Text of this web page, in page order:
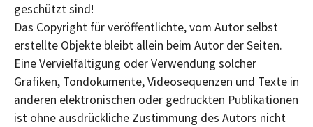
geschützt sind!
Das Copyright für veröffentlichte, vom Autor selbst
erstellte Objekte bleibt allein beim Autor der Seiten.
Eine Vervielfältigung oder Verwendung solcher
Grafiken, Tondokumente, Videosequenzen und Texte in
anderen elektronischen oder gedruckten Publikationen
ist ohne ausdrückliche Zustimmung des Autors nicht